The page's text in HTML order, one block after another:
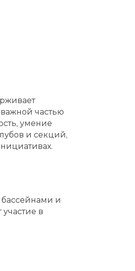
частью
умение
и секций,
и
в